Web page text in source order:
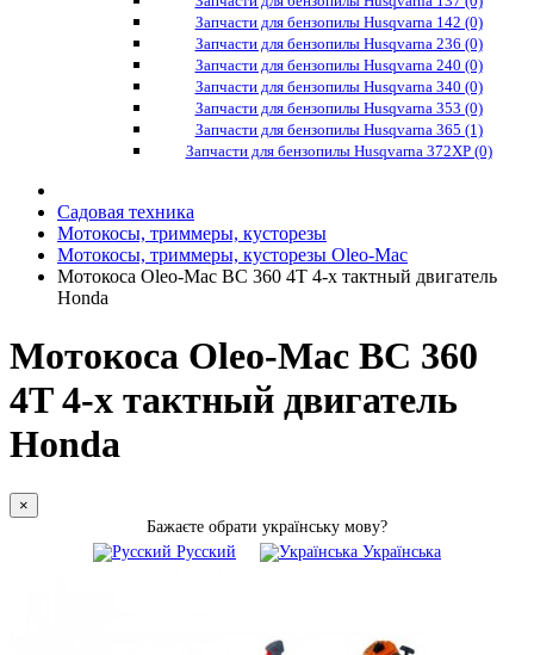
Запчасти для бензопилы Husqvarna 142 (0)
Запчасти для бензопилы Husqvarna 236 (0)
Запчасти для бензопилы Husqvarna 240 (0)
Запчасти для бензопилы Husqvarna 340 (0)
Запчасти для бензопилы Husqvarna 353 (0)
Запчасти для бензопилы Husqvarna 365 (1)
Запчасти для бензопилы Husqvarna 372XP (0)
Садовая техника
Мотокосы, триммеры, кусторезы
Мотокосы, триммеры, кусторезы Oleo-Mac
Мотокоса Oleo-Mac ВС 360 4T 4-х тактный двигатель
Honda
Мотокоса Oleo-Mac ВС 360
4T 4-х тактный двигатель
Honda
×
Бажаєте обрати українську мову?
Русский
Українська